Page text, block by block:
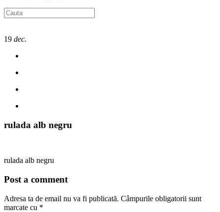
19 dec.
rulada alb negru
rulada alb negru
Post a comment
Adresa ta de email nu va fi publicată. Câmpurile obligatorii sunt
marcate cu *